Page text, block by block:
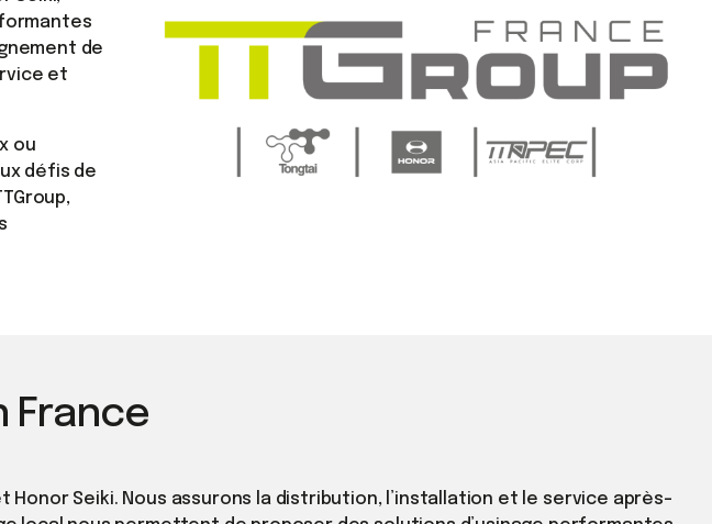
de
et
ou
défis de
Seiki. Nous assurons la distribution, l’installation et le service après-